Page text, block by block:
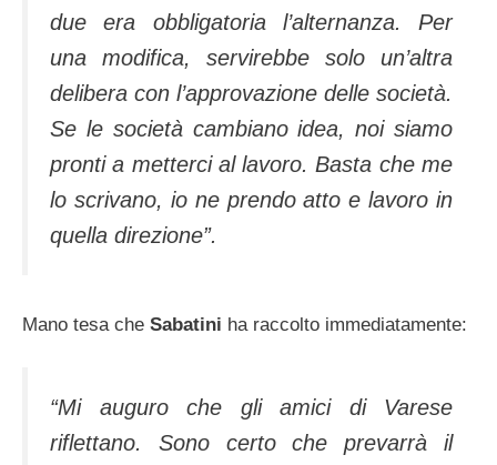
due era obbligatoria l’alternanza. Per
una modifica, servirebbe solo un’altra
delibera con l’approvazione delle società.
Se le società cambiano idea, noi siamo
pronti a metterci al lavoro. Basta che me
lo scrivano, io ne prendo atto e lavoro in
quella direzione”.
Mano tesa che Sabatini ha raccolto immediatamente:
“Mi auguro che gli amici di Varese
riflettano. Sono certo che prevarrà il